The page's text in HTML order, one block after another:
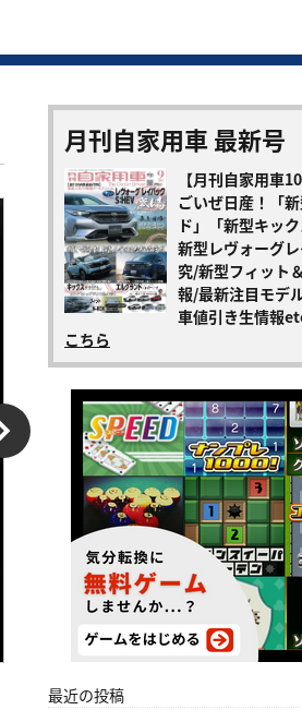
月刊自家用車 最新号
【月刊自家用車
ごいぜ日産！「
ド」「新型キッ
新型レヴォーグ
究/新型フィット
報/最新注目モデ
車値引き生情報
こちら
最近の投稿